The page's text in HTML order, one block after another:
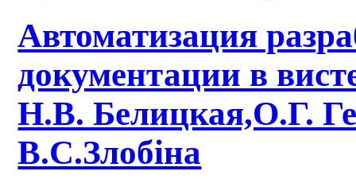
Автоматизация
документации в
Н.В. Белицкая,О.Г.
В.С.Злобіна